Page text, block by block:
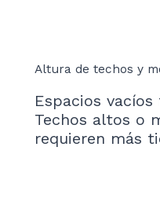
Altura de techos y
Espacios
Techos altos o
requieren más